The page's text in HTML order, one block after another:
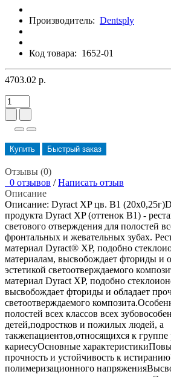
Производитель: Dentsply
Код товара: 1652-01
4703.02 р.
Купить Быстрый заказ
Отзывы (0)
0 отзывов / Написать отзыв
Описание
Описание: Dyract XP цв. В1
продукта Dyract XP (оттенок B1) -
светового отверждения для полостей
фронтальных и жевательных зубах.
материал Dyract® XP, подобно
материалам, высвобождает фториды и
эстетикой светоотверждаемого
материал Dyract XP, подобно
высвобождает фториды и обладает
светоотверждаемого
полостей всех классов всех
детей,подростков и пожилых людей, а
такжепациентов,относящихся к группе
кариесуОсновные
прочность и устойчивость к
полимеризационного